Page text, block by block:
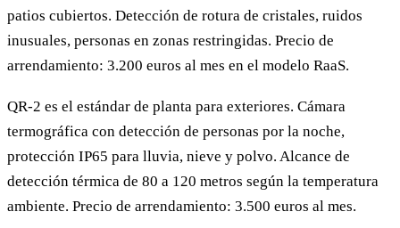
patios cubiertos. Detección de rotura de cristales, ruidos
inusuales, personas en zonas restringidas. Precio de
arrendamiento: 3.200 euros al mes en el modelo RaaS.
QR-2 es el estándar de planta para exteriores. Cámara
termográfica con detección de personas por la noche,
protección IP65 para lluvia, nieve y polvo. Alcance de
detección térmica de 80 a 120 metros según la temperatura
ambiente. Precio de arrendamiento: 3.500 euros al mes.